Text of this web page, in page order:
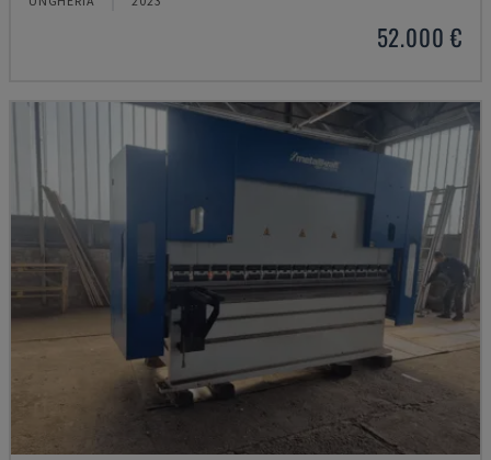
52.000 €